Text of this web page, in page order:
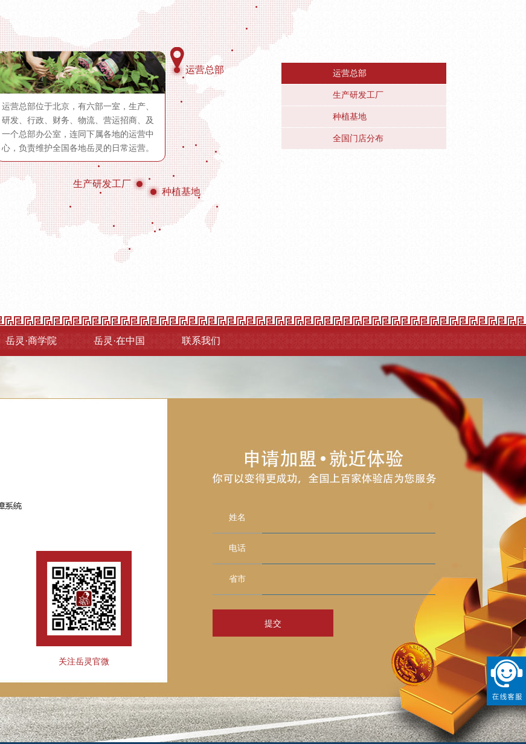
运营总部
运营总部位于北京，有六部一室，生产、
研发、行政、财务、物流、营运招商、及
一个总部办公室，连同下属各地的运营中
心，负责维护全国各地岳灵的日常运营。
生产研发工厂
种植基地
运营总部
生产研发工厂
种植基地
全国门店分布
岳灵·商学院 岳灵·在中国 联系我们
关注岳灵官微
姓名
电话
省市